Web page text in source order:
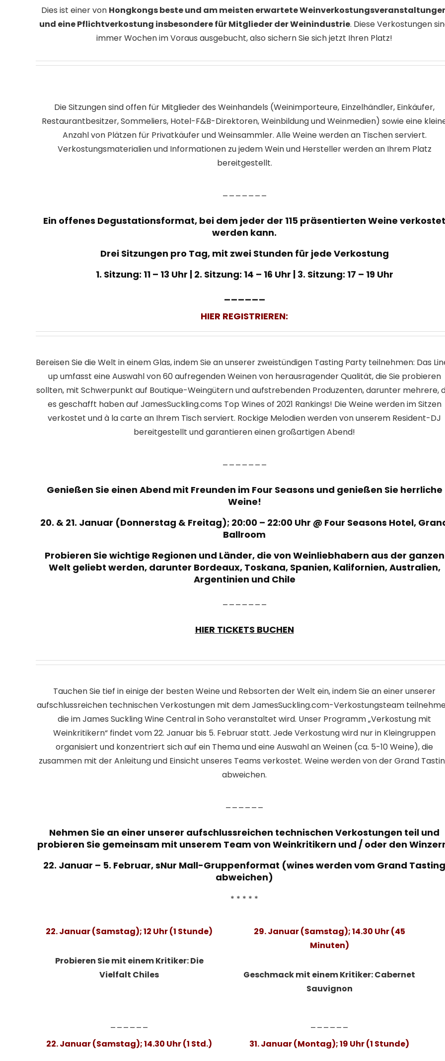
Dies ist einer von Hongkongs beste und am meisten erwartete
und eine Pflichtverkostung insbesondere für Mitglieder der Weinindustrie. Diese Verkostungen
immer Wochen im Voraus ausgebucht, also sichern Sie sich jetzt Ihren Platz!
Die Sitzungen sind offen für Mitglieder des Weinhandels (Weinimporteure, Einzelhändler, Einkäufer,
Restaurantbesitzer, Sommeliers, Hotel-F&B-Direktoren, Weinbildung und Weinmedien) sowie eine
Anzahl von Plätzen für Privatkäufer und Weinsammler. Alle Weine werden an Tischen serviert.
Verkostungsmaterialien und Informationen zu jedem Wein und Hersteller werden an Ihrem Platz
bereitgestellt.
Ein offenes Degustationsformat, bei dem jeder der 115 präsentierten Weine verkostet
werden kann.
Drei Sitzungen pro Tag, mit zwei Stunden für jede Verkostung
1. Sitzung: 11 – 13 Uhr | 2. Sitzung: 14 – 16 Uhr | 3. Sitzung: 17 – 19 Uhr
HIER REGISTRIEREN:
Bereisen Sie die Welt in einem Glas, indem Sie an unserer zweistündigen Tasting Party teilnehmen: Das
up umfasst eine Auswahl von 60 aufregenden Weinen von herausragender Qualität, die Sie probieren
sollten, mit Schwerpunkt auf Boutique-Weingütern und aufstrebenden Produzenten, darunter mehrere,
es geschafft haben auf JamesSuckling.coms Top Wines of 2021 Rankings! Die Weine werden im Sitzen
verkostet und à la carte an Ihrem Tisch serviert. Rockige Melodien werden von unserem Resident-DJ
bereitgestellt und garantieren einen großartigen Abend!
Genießen Sie einen Abend mit Freunden im Four Seasons und genießen Sie herrliche
Weine!
20. & 21. Januar (Donnerstag & Freitag); 20:00 – 22:00 Uhr @ Four Seasons Hotel,
Ballroom
Probieren Sie wichtige Regionen und Länder, die von Weinliebhabern aus der ganzen
Welt geliebt werden, darunter Bordeaux, Toskana, Spanien, Kalifornien, Australien,
Argentinien und Chile
HIER TICKETS BUCHEN
Tauchen Sie tief in einige der besten Weine und Rebsorten der Welt ein, indem Sie an einer unserer
aufschlussreichen technischen Verkostungen mit dem JamesSuckling.com-Verkostungsteam
die im James Suckling Wine Central in Soho veranstaltet wird. Unser Programm „Verkostung mit
Weinkritikern“ findet vom 22. Januar bis 5. Februar statt. Jede Verkostung wird nur in Kleingruppen
organisiert und konzentriert sich auf ein Thema und eine Auswahl an Weinen (ca. 5-10 Weine), die
zusammen mit der Anleitung und Einsicht unseres Teams verkostet. Weine werden von der Grand
abweichen.
Nehmen Sie an einer unserer aufschlussreichen technischen Verkostungen teil und
probieren Sie gemeinsam mit unserem Team von Weinkritikern und / oder den
22. Januar – 5. Februar, sNur Mall-Gruppenformat (wines werden vom Grand Tasting
abweichen)
* * * * *
22. Januar (Samstag); 12 Uhr (1 Stunde)
Probieren Sie mit einem Kritiker: Die
Vielfalt Chiles
29. Januar (Samstag); 14.30 Uhr (45
Minuten)
Geschmack mit einem Kritiker: Cabernet
Sauvignon
22. Januar (Samstag); 14.30 Uhr (1 Std.)
31. Januar (Montag); 19 Uhr (1 Stunde)